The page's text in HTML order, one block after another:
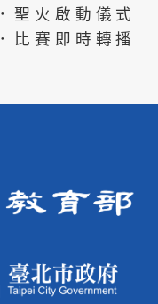
．聖火啟動儀式
．比賽即時轉播